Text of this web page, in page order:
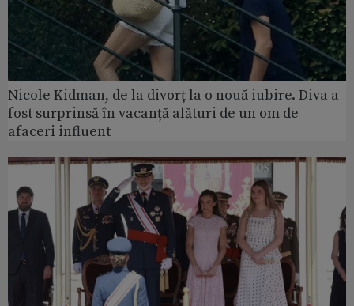
Nicole Kidman, de la divorț la o nouă iubire. Diva a
fost surprinsă în vacanță alături de un om de
afaceri influent